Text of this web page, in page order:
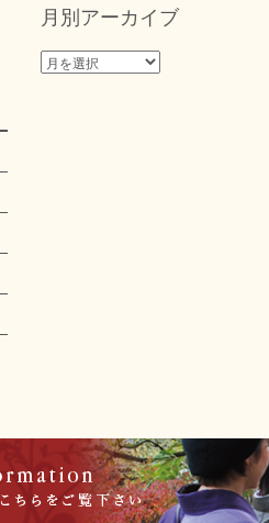
月別アーカイブ
月